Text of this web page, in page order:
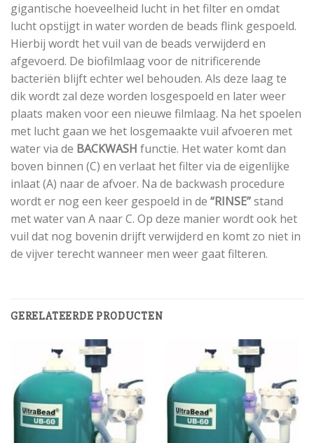
gigantische hoeveelheid lucht in het filter en omdat
lucht opstijgt in water worden de beads flink gespoeld.
Hierbij wordt het vuil van de beads verwijderd en
afgevoerd. De biofilmlaag voor de nitrificerende
bacteriën blijft echter wel behouden. Als deze laag te
dik wordt zal deze worden losgespoeld en later weer
plaats maken voor een nieuwe filmlaag. Na het spoelen
met lucht gaan we het losgemaakte vuil afvoeren met
water via de BACKWASH functie. Het water komt dan
boven binnen (C) en verlaat het filter via de eigenlijke
inlaat (A) naar de afvoer. Na de backwash procedure
wordt er nog een keer gespoeld in de “RINSE”stand
met water van A naar C. Op deze manier wordt ook het
vuil dat nog bovenin drijft verwijderd en komt zo niet in
de vijver terecht wanneer men weer gaat filteren.
GERELATEERDE PRODUCTEN